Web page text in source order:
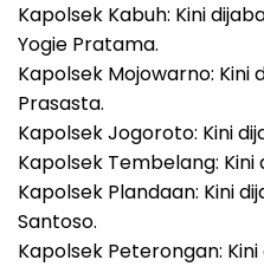
Kapolsek Kabuh: Kini
Yogie Pratama.
Kapolsek Mojowarno:
Prasasta.
Kapolsek Jogoroto: Kini
Kapolsek Tembelang:
Kapolsek Plandaan: Kini
Santoso.
Kapolsek Peterongan: